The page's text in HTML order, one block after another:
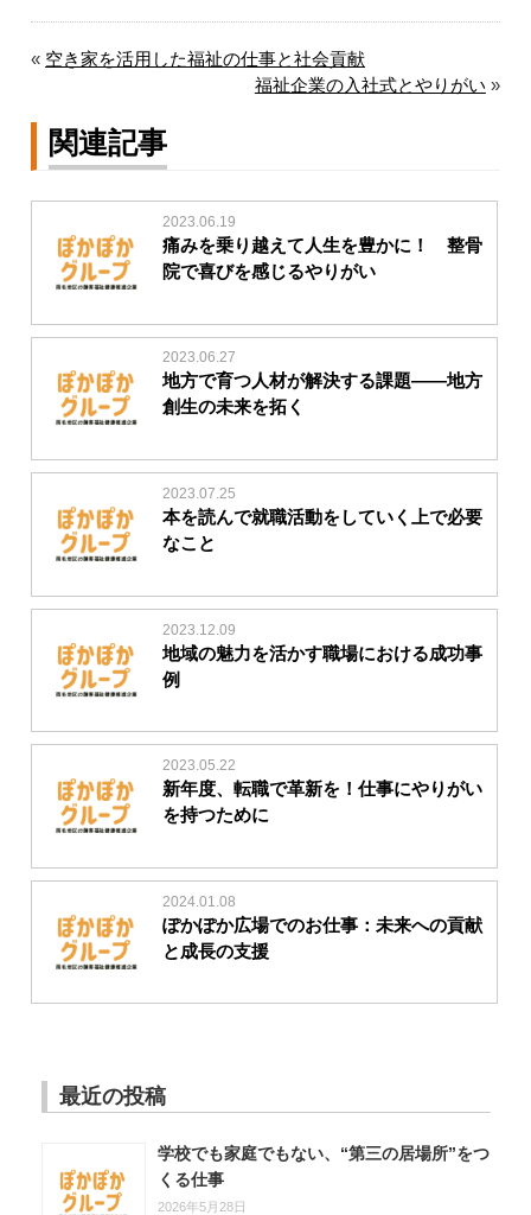
« 空き家を活用した福祉の仕事と社会貢献
福祉企業の入社式とやりがい »
関連記事
2023.06.19
痛みを乗り越えて人生を豊かに！ 整骨
院で喜びを感じるやりがい
2023.06.27
地方で育つ人材が解決する課題――地方
創生の未来を拓く
2023.07.25
本を読んで就職活動をしていく上で必要
なこと
2023.12.09
地域の魅力を活かす職場における成功事
例
2023.05.22
新年度、転職で革新を！仕事にやりがい
を持つために
2024.01.08
ぽかぽか広場でのお仕事：未来への貢献
と成長の支援
最近の投稿
学校でも家庭でもない、“第三の居場所”をつ
くる仕事
2026年5月28日